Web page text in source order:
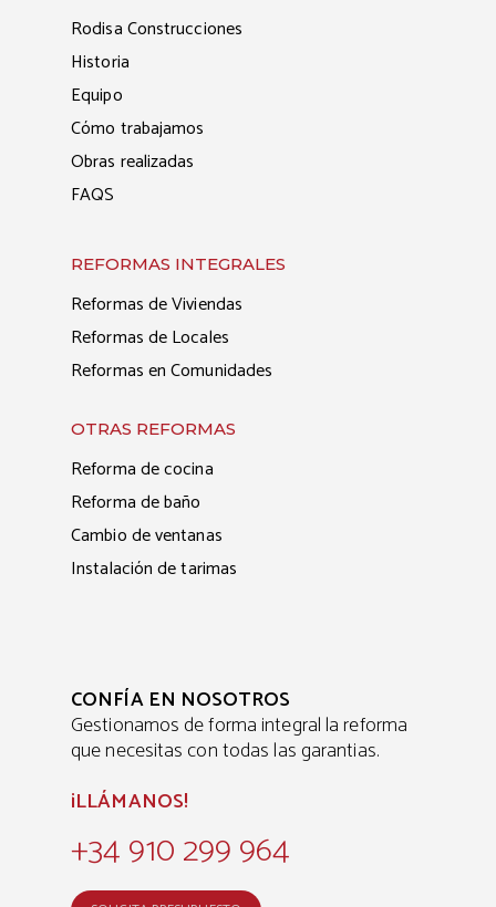
Rodisa Construcciones
Historia
Equipo
Cómo trabajamos
Obras realizadas
FAQS
REFORMAS INTEGRALES
Reformas de Viviendas
Reformas de Locales
Reformas en Comunidades
OTRAS REFORMAS
Reforma de cocina
Reforma de baño
Cambio de ventanas
Instalación de tarimas
CONFÍA EN NOSOTROS
Gestionamos de forma integral la reforma
que necesitas con todas las garantias.
¡LLÁMANOS!
+34 910 299 964